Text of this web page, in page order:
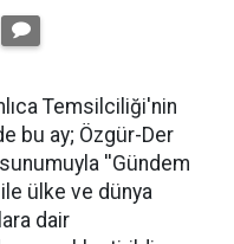
Temsilciliği'nin
bu ay; Özgür-Der
sunumuyla ''Gündem
ülke ve dünya
dair